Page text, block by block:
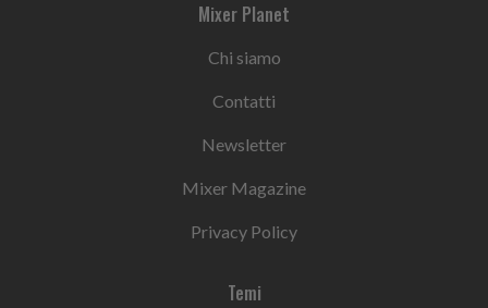
Mixer Planet
Chi siamo
Contatti
Newsletter
Mixer Magazine
Privacy Policy
Temi